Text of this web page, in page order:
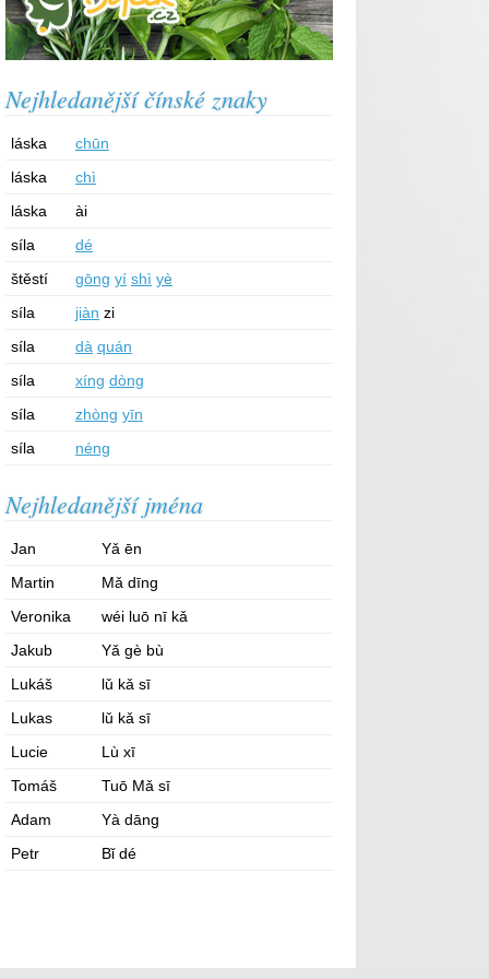
Nejhledanější čínské znaky
láska
chūn
láska
chì
láska
ài
síla
dé
štěstí
gōng yí shì yè
síla
jiàn zi
síla
dà quán
síla
xíng dòng
síla
zhòng yīn
síla
néng
Nejhledanější jména
Jan
Yǎ ēn
Martin
Mǎ dīng
Veronika
wéi luō nī kǎ
Jakub
Yǎ gè bù
Lukáš
lǔ kǎ sī
Lukas
lǔ kǎ sī
Lucie
Lù xī
Tomáš
Tuō Mǎ sī
Adam
Yà dāng
Petr
Bǐ dé